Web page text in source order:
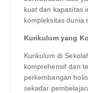
kuat dan kapasitas
kompleksitas dunia
Kurikulum yang
Kurikulum di
komprehensif dan
perkembangan
sekadar